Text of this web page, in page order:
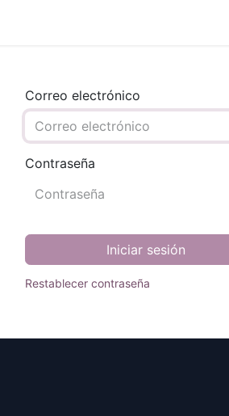
Correo electrónico
Contraseña
Iniciar sesión
Restablecer contraseña